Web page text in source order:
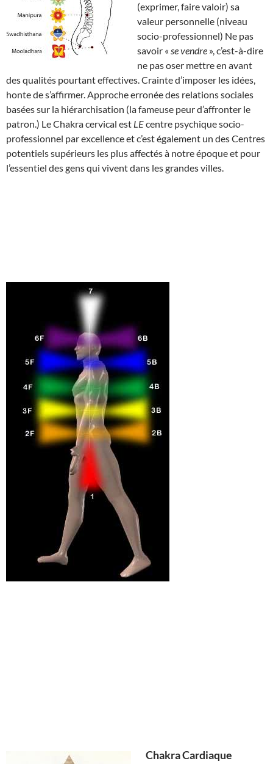
(exprimer, faire valoir) sa
valeur personnelle (niveau
socio-professionnel) Ne pas
savoir « se vendre », c’est-à-dire
ne pas oser mettre en avant
des qualités pourtant effectives. Crainte d’imposer les idées,
honte de s’affirmer. Approche erronée des relations sociales
basées sur la hiérarchisation (la fameuse peur d’affronter le
patron.) Le Chakra cervical est LEcentre psychique socio-
professionnel par excellence et c’est également un des Centres
potentiels supérieurs les plus affectés à notre époque et pour
l’essentiel des gens qui vivent dans les grandes villes.
Chakra Cardiaque